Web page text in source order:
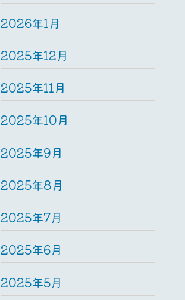
2026年1月
2025年12月
2025年11月
2025年10月
2025年9月
2025年8月
2025年7月
2025年6月
2025年5月